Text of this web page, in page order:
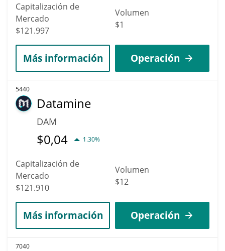
Capitalización de
Mercado
$121.997
Volumen
$1
Más información Operación
5440
Datamine
DAM
$0,04 1.30%
Capitalización de
Mercado
$121.910
Volumen
$12
Más información Operación
7040